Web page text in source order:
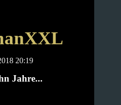
20:19
Jahre...